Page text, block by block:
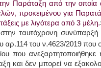
Παράταξη από την οποία
προκειμένου για
με λιγότερα από 3 μέλη.
ταυτόχρονη
αρ.114 του ν.4623/2019 που
που
και δεν μπορεί να